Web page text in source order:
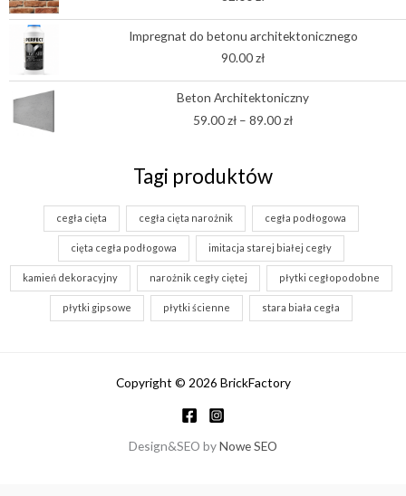
Impregnat do betonu architektonicznego
90.00zł
Beton Architektoniczny
59.00zł – 89.00zł
cen:
od
Tagi produktów
cegła cięta cegła cięta narożnik cegła podłogowa
cięta cegła podłogowa imitacja starej białej cegły
kamień dekoracyjny narożnik cegły ciętej płytki cegłopodobne
płytki gipsowe płytki ścienne stara biała cegła
Copyright © 2026 BrickFactory
Design&SEO byNowe SEO